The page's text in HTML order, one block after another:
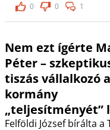
0
0 1
Nem ezt ígérte
Péter –
tiszás vállalkozó a
kormány
„teljesítményét”
Felföldi József bírálta a